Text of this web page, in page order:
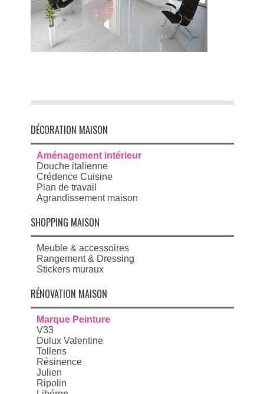
DÉCORATION MAISON
Aménagement intérieur
Douche italienne
Crédence Cuisine
Plan de travail
Agrandissement maison
SHOPPING MAISON
Meuble & accessoires
Rangement & Dressing
Stickers muraux
RÉNOVATION MAISON
Marque Peinture
V33
Dulux Valentine
Tollens
Résinence
Julien
Ripolin